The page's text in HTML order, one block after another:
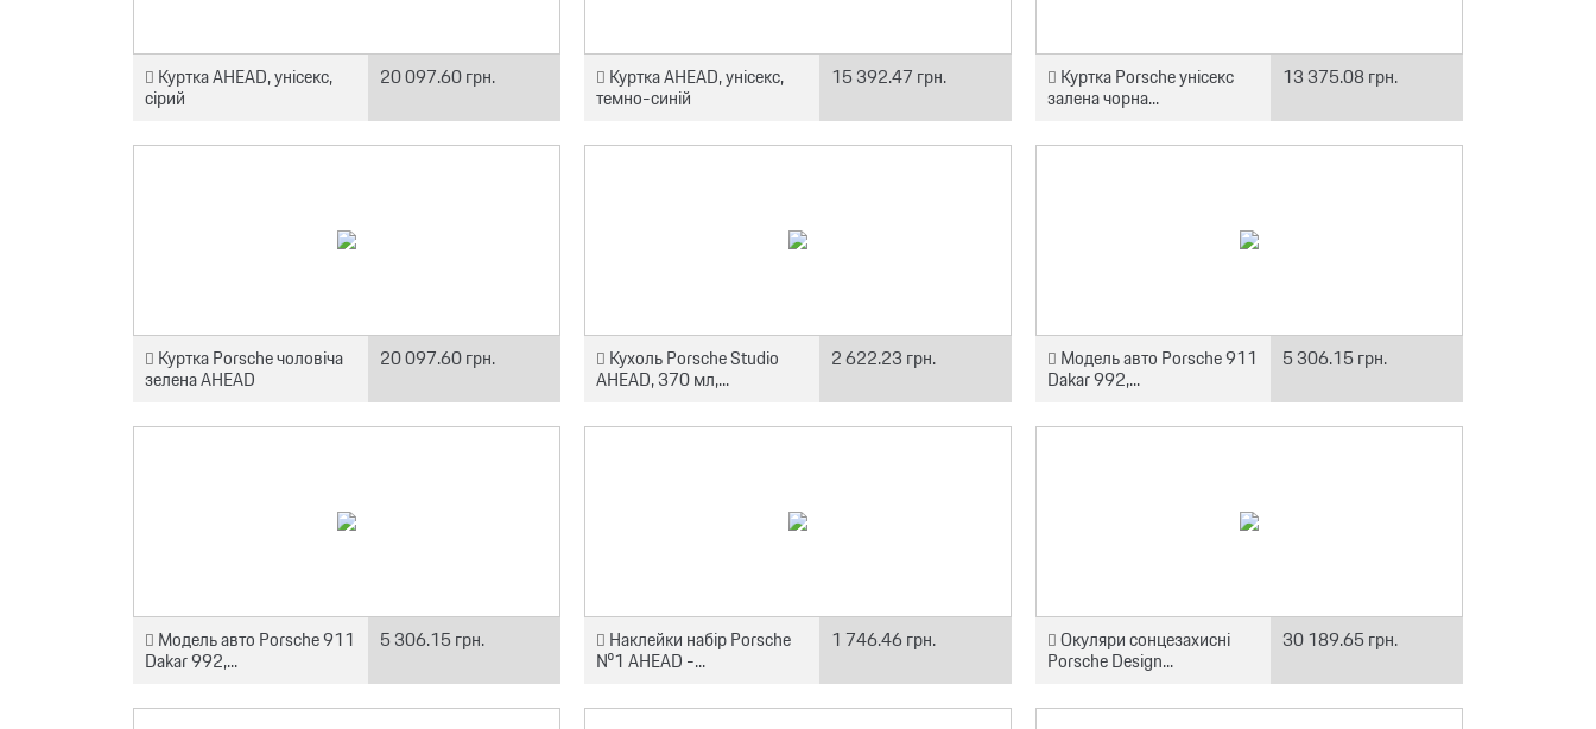
Куртка AHEAD, унісекс,
сірий
20 097.60 грн. Куртка AHEAD, унісекс,
темно-синій
15 392.47 грн. Куртка Porsche унісекс
залена чорна...
13 375.08 грн.
Куртка Porsche чоловіча
зелена AHEAD
20 097.60 грн. Кухоль Porsche Studio
AHEAD, 370 мл,...
2 622.23 грн. Модель авто Porsche 911
Dakar 992,...
5 306.15 грн.
Модель авто Porsche 911
Dakar 992,...
5 306.15 грн. Наклейки набір Porsche
№1 AHEAD -...
1 746.46 грн. Окуляри сонцезахисні
Porsche Design...
30 189.65 грн.